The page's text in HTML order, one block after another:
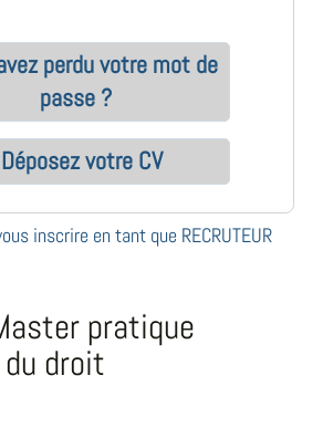
perdu votre mot de
passe ?
Déposez votre CV
inscrire en tant que RECRUTEUR
pratique
droit